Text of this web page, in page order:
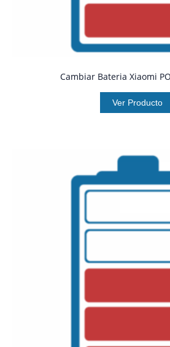
Cambiar Bateria Xiaomi
Ver Producto